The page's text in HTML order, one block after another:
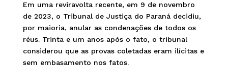
Em uma reviravolta recente, em 9 de novembro
de 2023, o Tribunal de Justiça do Paraná decidiu,
por maioria, anular as condenações de todos os
réus. Trinta e um anos após o fato, o tribunal
considerou que as provas coletadas eram ilícitas e
sem embasamento nos fatos.